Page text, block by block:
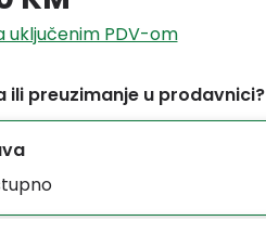
uključenim PDV-om
ili preuzimanje u prodavnici?